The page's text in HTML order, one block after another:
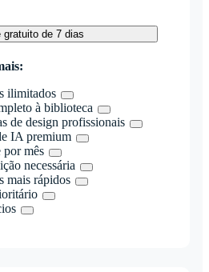
gratuito de 7 dias
ilimitados
à biblioteca
de design profissionais
IA premium
por mês
necessária
mais rápidos